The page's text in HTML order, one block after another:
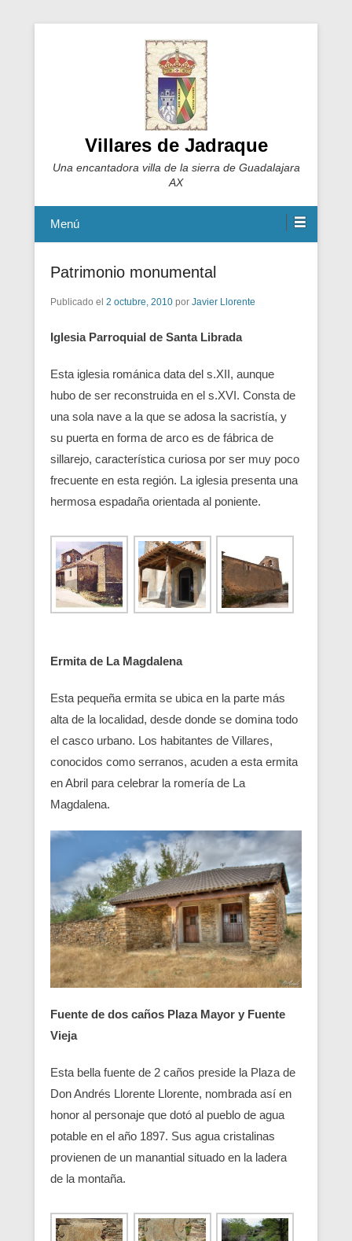
Villares de Jadraque
Una encantadora villa de la sierra de Guadalajara
AX
Menú
Patrimonio monumental
Publicado el 2 octubre, 2010 por Javier Llorente
Iglesia Parroquial de Santa Librada
Esta iglesia románica data del s.XII, aunque
hubo de ser reconstruida en el s.XVI. Consta de
una sola nave a la que se adosa la sacristía, y
su puerta en forma de arco es de fábrica de
sillarejo, característica curiosa por ser muy poco
frecuente en esta región. La iglesia presenta una
hermosa espadaña orientada al poniente.
Ermita de La Magdalena
Esta pequeña ermita se ubica en la parte más
alta de la localidad, desde donde se domina todo
el casco urbano. Los habitantes de Villares,
conocidos como serranos, acuden a esta ermita
en Abril para celebrar la romería de La
Magdalena.
Fuente de dos caños Plaza Mayor y Fuente
Vieja
Esta bella fuente de 2 caños preside la Plaza de
Don Andrés Llorente Llorente, nombrada así en
honor al personaje que dotó al pueblo de agua
potable en el año 1897. Sus agua cristalinas
provienen de un manantial situado en la ladera
de la montaña.